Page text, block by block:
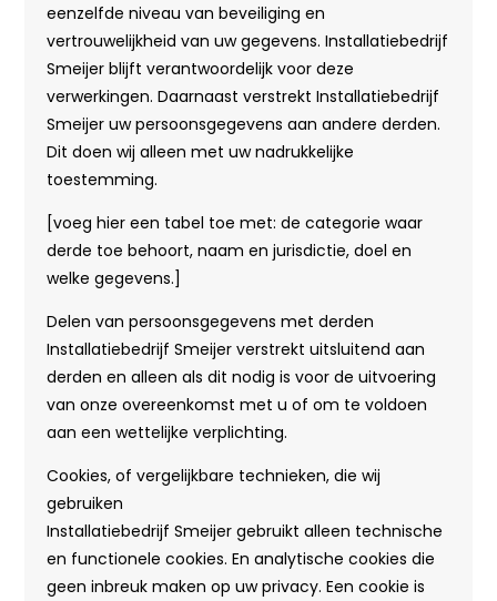
eenzelfde niveau van beveiliging en
vertrouwelijkheid van uw gegevens. Installatiebedrijf
Smeijer blijft verantwoordelijk voor deze
verwerkingen. Daarnaast verstrekt Installatiebedrijf
Smeijer uw persoonsgegevens aan andere derden.
Dit doen wij alleen met uw nadrukkelijke
toestemming.
[voeg hier een tabel toe met: de categorie waar
derde toe behoort, naam en jurisdictie, doel en
welke gegevens.]
Delen van persoonsgegevens met derden
Installatiebedrijf Smeijer verstrekt uitsluitend aan
derden en alleen als dit nodig is voor de uitvoering
van onze overeenkomst met u of om te voldoen
aan een wettelijke verplichting.
Cookies, of vergelijkbare technieken, die wij
gebruiken
Installatiebedrijf Smeijer gebruikt alleen technische
en functionele cookies. En analytische cookies die
geen inbreuk maken op uw privacy. Een cookie is